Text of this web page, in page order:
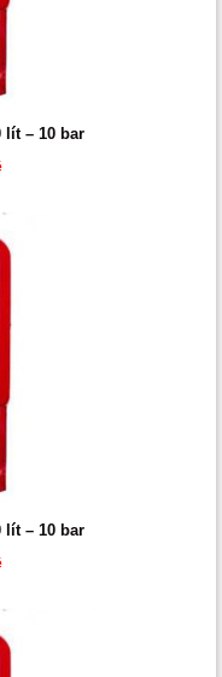
lít – 10 bar
lít – 10 bar